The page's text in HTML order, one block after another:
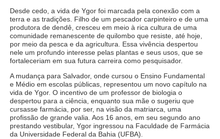
Desde cedo, a vida de Ygor foi marcada pela conexão com a
terra e as tradições. Filho de um pescador carpinteiro e de uma
produtora de dendê, cresceu em meio à rica cultura de uma
comunidade remanescente de quilombo que resiste, até hoje,
por meio da pesca e da agricultura. Essa vivência despertou
nele um profundo interesse pelas plantas e seus usos, que se
fortaleceriam em sua futura carreira como pesquisador.
A mudança para Salvador, onde cursou o Ensino Fundamental
e Médio em escolas públicas, representou um novo capítulo na
vida de Ygor. O incentivo de um professor de biologia o
despertou para a ciência, enquanto sua mãe o sugeriu que
cursasse farmácia, por ser, na visão da matriarca, uma
profissão de grande valia. Aos 16 anos, em seu segundo ano
prestando vestibular, Ygor ingressou na Faculdade de Farmácia
da Universidade Federal da Bahia (UFBA).